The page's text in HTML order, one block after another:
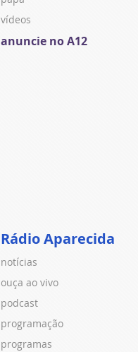
vídeos
anuncie no A12
Rádio Aparecida
notícias
ouça ao vivo
podcast
programação
programas